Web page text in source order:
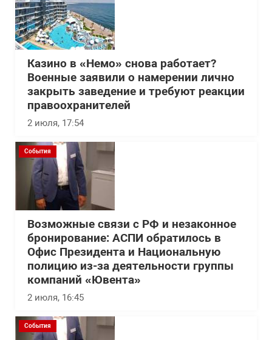
Казино в «Немо» снова работает?
Военные заявили о намерении лично
закрыть заведение и требуют реакции
правоохранителей
2 июля, 17:54
События
Возможные связи с РФ и незаконное
бронирование: АСПИ обратилось в
Офис Президента и Национальную
полицию из-за деятельности группы
компаний «Ювента»
2 июля, 16:45
События